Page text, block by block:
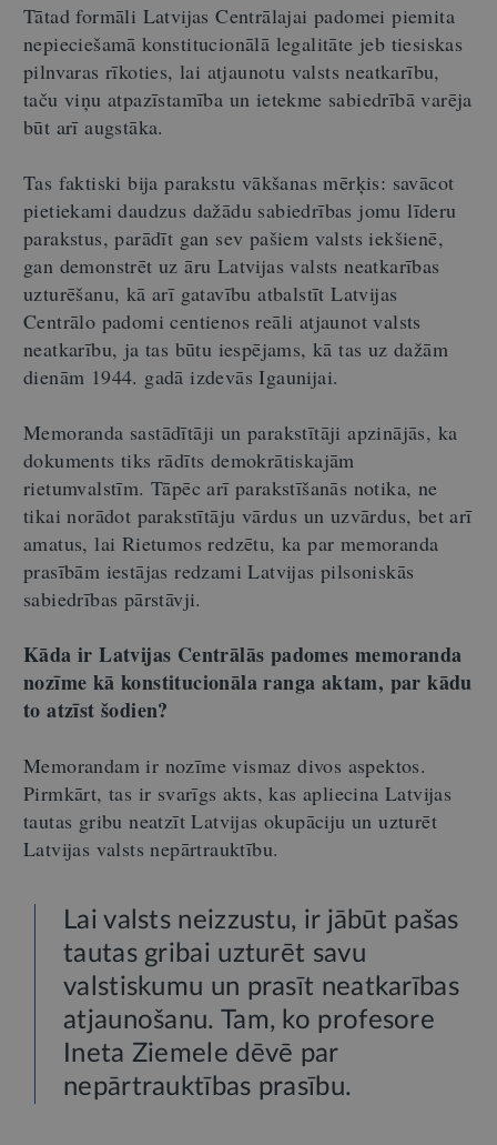
Tātad formāli Latvijas Centrālajai padomei piemita
nepieciešamā konstitucionālā legalitāte jeb tiesiskas
pilnvaras rīkoties, lai atjaunotu valsts neatkarību,
taču viņu atpazīstamība un ietekme sabiedrībā varēja
būt arī augstāka.
Tas faktiski bija parakstu vākšanas mērķis: savācot
pietiekami daudzus dažādu sabiedrības jomu līderu
parakstus, parādīt gan sev pašiem valsts iekšienē,
gan demonstrēt uz āru Latvijas valsts neatkarības
uzturēšanu, kā arī gatavību atbalstīt Latvijas
Centrālo padomi centienos reāli atjaunot valsts
neatkarību, ja tas būtu iespējams, kā tas uz dažām
dienām 1944. gadā izdevās Igaunijai.
Memoranda sastādītāji un parakstītāji apzinājās, ka
dokuments tiks rādīts demokrātiskajām
rietumvalstīm. Tāpēc arī parakstīšanās notika, ne
tikai norādot parakstītāju vārdus un uzvārdus, bet arī
amatus, lai Rietumos redzētu, ka par memoranda
prasībām iestājas redzami Latvijas pilsoniskās
sabiedrības pārstāvji.
Kāda ir Latvijas Centrālās padomes memoranda
nozīme kā konstitucionāla ranga aktam, par kādu
to atzīst šodien?
Memorandam ir nozīme vismaz divos aspektos.
Pirmkārt, tas ir svarīgs akts, kas apliecina Latvijas
tautas gribu neatzīt Latvijas okupāciju un uzturēt
Latvijas valsts nepārtrauktību.
Lai valsts neizzustu, ir jābūt pašas
tautas gribai uzturēt savu
valstiskumu un prasīt neatkarības
atjaunošanu. Tam, ko profesore
Ineta Ziemele dēvē par
nepārtrauktības prasību.